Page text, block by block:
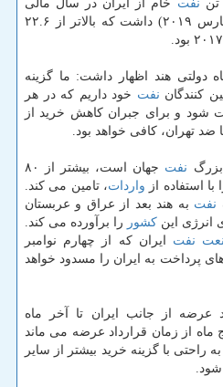
نفت خام از ایران در سال مالی
۲۰۱۹-۲۰۱۸ (آوریل ۲۰۱۸ تا مارس ۲۰۱۹) داشت كه بالاتر از ۲۲.۶
دولتی هند اظهار داشت: ما گزینه
كنندگان نفت خود داریم كه در هر
شود و برای جبران كاهش خرید از
ضد تهران، كافی خواهد بود.
نفت
جهان است، بیشتر از ۸۰
استفاده از واردات، تامین می كند.
نفت به هند بعد از عراق و عربستان
كشور را برآورده می كند.
نفت ایران كه از چهارم نوامبر
پرداخت به ایران را مسدود خواهد
عرضه از جانب ایران تا آخر ماه
ماه از زمان قرارداد عرضه می ماند
راحتی با گزینه خرید بیشتر از سایر